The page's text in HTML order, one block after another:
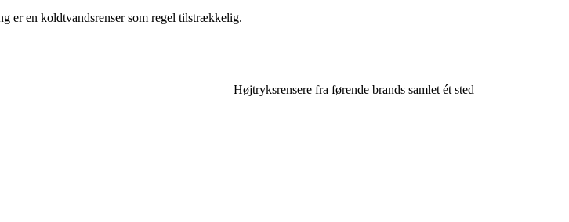
er en koldtvandsrenser som regel tilstrækkelig.
Højtryksrensere fra førende brands samlet ét sted